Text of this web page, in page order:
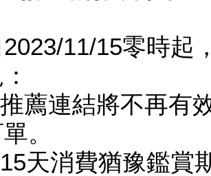
11/15零時起
薦連結將不再有
。
天消費猶豫鑑賞